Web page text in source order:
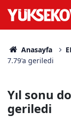
Anasayfa
7.79'a geriledi
Yıl sonu
geriledi